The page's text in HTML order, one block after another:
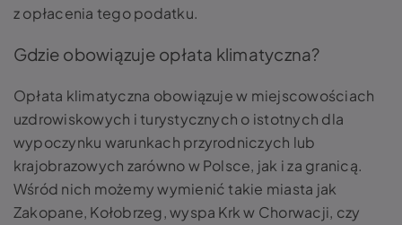
z opłacenia tego podatku.
Gdzie obowiązuje opłata klimatyczna?
Opłata klimatyczna obowiązuje w miejscowościach
uzdrowiskowych i turystycznych o istotnych dla
wypoczynku warunkach przyrodniczych lub
krajobrazowych zarówno w Polsce, jak i za granicą.
Wśród nich możemy wymienić takie miasta jak
Zakopane, Kołobrzeg, wyspa Krk w Chorwacji, czy